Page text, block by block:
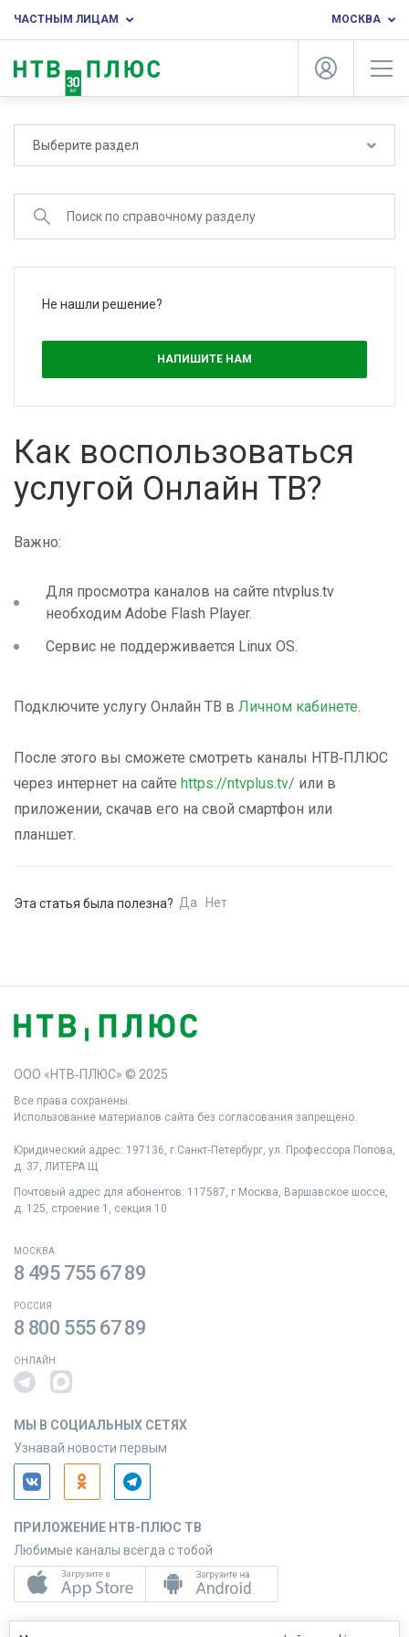
ЧАСТНЫМ ЛИЦАМ МОСКВА
Выберите раздел
Не нашли решение?
НАПИШИТЕ НАМ
Как воспользоваться
услугой Онлайн ТВ?
Важно:
Для просмотра каналов на сайте ntvplus.tv
необходим Adobe Flash Player.
Сервис не поддерживается Linux OS.
Подключите услугу Онлайн ТВ в Личном кабинете.
После этого вы сможете смотреть каналы НТВ‑ПЛЮС
через интернет на сайте https://ntvplus.tv/ или в
приложении, скачав его на свой смартфон или
планшет.
Эта статья была полезна? Да Нет
ООО «НТВ‑ПЛЮС» © 2025
Все права сохранены.
Использование материалов сайта без согласования запрещено.
Юридический адрес: 197136, г.Санкт‑Петербург, ул. Профессора Попова,
д. 37, ЛИТЕРА Щ
Почтовый адрес для абонентов: 117587, г.Москва, Варшавское шоссе,
д. 125, строение 1, секция 10
МОСКВА
8 495 755 67 89
РОССИЯ
8 800 555 67 89
ОНЛАЙН
МЫ В СОЦИАЛЬНЫХ СЕТЯХ
Узнавай новости первым
ПРИЛОЖЕНИЕ НТВ-ПЛЮС ТВ
Любимые каналы всегда с тобой